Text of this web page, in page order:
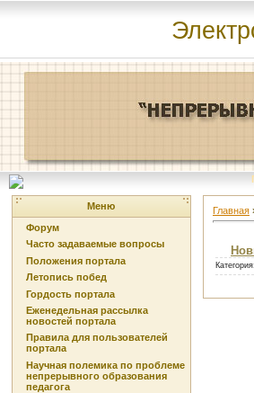
Меню
Форум
Часто задаваемые вопросы
Положения портала
Летопись побед
Гордость портала
Еженедельная рассылка
новостей портала
Правила для пользователей
портала
Научная полемика по проблеме
непрерывного образования
педагога
Главная
Категория: